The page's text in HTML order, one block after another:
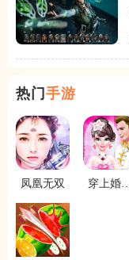
热门手游
凤凰无双
穿上婚纱